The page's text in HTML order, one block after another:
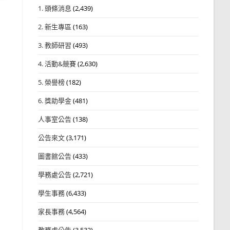
1. 頭條消息 (2,439)
2. 新生專區 (163)
3. 教師研習 (493)
4. 活動&競賽(2,630)
5. 榮譽榜(182)
6. 獎助學金(481)
人事室公告(138)
公告來文(3,171)
圖書館公告(433)
學務處公告(2,721)
學生事務(6,433)
家長事務(4,564)